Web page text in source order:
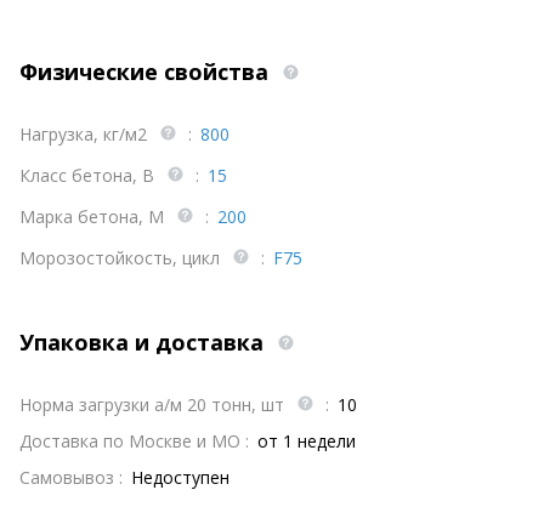
Физические свойства
Нагрузка, кг/м2 : 800
Класс бетона, В
: 15
Марка бетона, М
: 200
Морозостойкость, цикл
: F75
Упаковка и доставка
Норма загрузки а/м 20 тонн, шт : 10
Доставка по Москве и МО : от 1 недели
Самовывоз : Недоступен